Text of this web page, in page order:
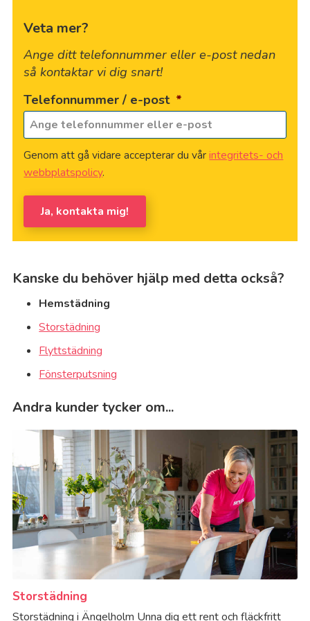
Veta mer?
Ange ditt telefonnummer eller e-post nedan
så kontaktar vi dig snart!
Telefonnummer / e-post *
Genom att gå vidare accepterar du vårintegritets- och
webbplatspolicy.
Ja, kontakta mig!
Kanske du behöver hjälp med detta också?
Hemstädning
Storstädning
Flyttstädning
Fönsterputsning
Andra kunder tycker om...
Storstädning
Storstädning i Ängelholm Unna dig ett rent och fläckfritt